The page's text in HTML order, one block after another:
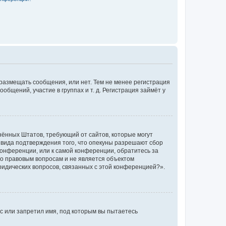
сообщения, или нет. Тем не менее регистрация
участие в группах и т. д. Регистрация займёт у
Штатов, требующий от сайтов, которые могут
подтверждения того, что опекуны разрешают сбор
или к самой конференции, обратитесь за
правовым вопросам и не является объектом
вопросов, связанных с этой конференцией?».
или запретил имя, под которым вы пытаетесь